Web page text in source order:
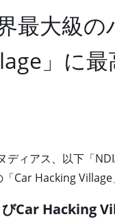
最大級
」に
ディアス、以下「
「Car Hacking Village
びCar Hacking